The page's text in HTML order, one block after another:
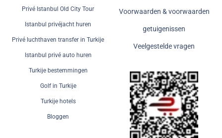
Privé Istanbul Old City Tour
Istanbul privéjacht huren
Privé luchthaven transfer in Turkije
Istanbul privé auto huren
Turkije bestemmingen
Golf in Turkije
Turkije hotels
Bloggen
Voorwaarden & voorwaarden
getuigenissen
Veelgestelde vragen